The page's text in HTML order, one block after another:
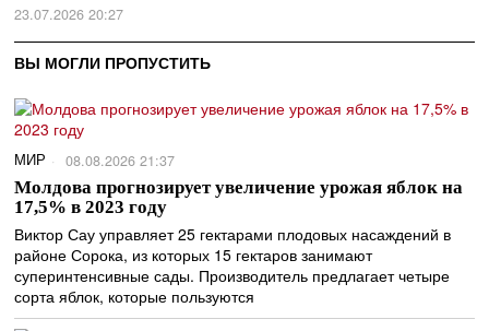
23.07.2026 20:27
ВЫ МОГЛИ ПРОПУСТИТЬ
МИР 08.08.2026 21:37
Молдова прогнозирует увеличение урожая яблок на
17,5% в 2023 году
Виктор Сау управляет 25 гектарами плодовых насаждений в
районе Сорока, из которых 15 гектаров занимают
суперинтенсивные сады. Производитель предлагает четыре
сорта яблок, которые пользуются